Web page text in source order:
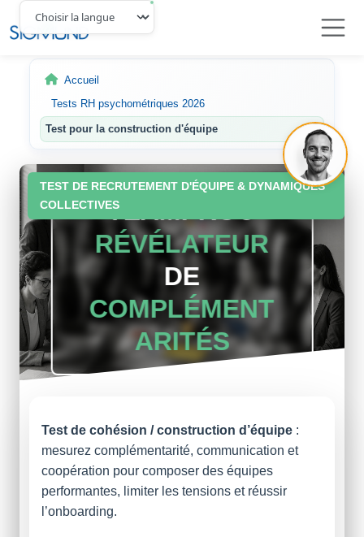
Navbar
Accueil
Tests RH psychométriques 2026
Test pour la construction d'équipe
TEST DE RECRUTEMENT D'ÉQUIPE & DYNAMIQUES
COLLECTIVESTEAMPRO®
RÉVÉLATEUR
DE
COMPLÉMENT
ARITÉS
Test de cohésion / construction d’équipe :
mesurez complémentarité, communication et
coopération pour composer des équipes
performantes, limiter les tensions et réussir
l’onboarding.